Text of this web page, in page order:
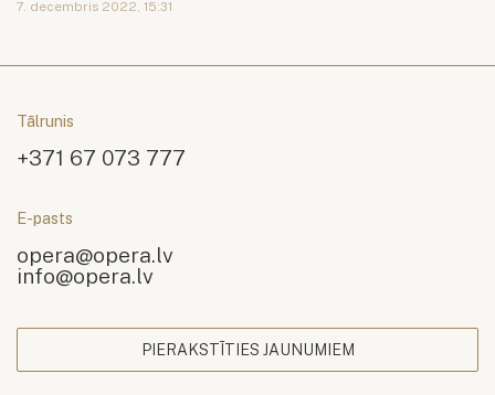
7. decembris 2022, 15:31
Tālrunis
+371 67 073 777
E-pasts
opera@opera.lv
info@opera.lv
PIERAKSTĪTIES JAUNUMIEM